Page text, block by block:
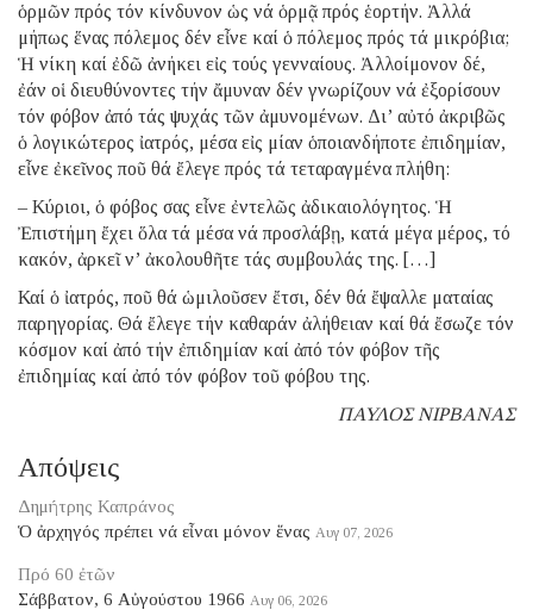
ὁρμῶν πρός τόν κίνδυνον ὡς νά ὁρμᾷ πρός ἑορτήν. Ἀλλά
μήπως ἕνας πόλεμος δέν εἶνε καί ὁ πόλεμος πρός τά μικρόβια;
Ἡ νίκη καί ἐδῶ ἀνήκει εἰς τούς γενναίους. Ἀλλοίμονον δέ,
ἐάν οἱ διευθύνοντες τήν ἄμυναν δέν γνωρίζουν νά ἐξορίσουν
τόν φόβον ἀπό τάς ψυχάς τῶν ἀμυνομένων. Δι’ αὐτό ἀκριβῶς
ὁ λογικώτερος ἰατρός, μέσα εἰς μίαν ὁποιανδήποτε ἐπιδημίαν,
εἶνε ἐκεῖνος ποῦ θά ἔλεγε πρός τά τεταραγμένα πλήθη:
– Κύριοι, ὁ φόβος σας εἶνε ἐντελῶς ἀδικαιολόγητος. Ἡ
Ἐπιστήμη ἔχει ὅλα τά μέσα νά προσλάβῃ, κατά μέγα μέρος, τό
κακόν, ἀρκεῖ ν’ ἀκολουθῆτε τάς συμβουλάς της. […]
Καί ὁ ἰατρός, ποῦ θά ὡμιλοῦσεν ἔτσι, δέν θά ἔψαλλε ματαίας
παρηγορίας. Θά ἔλεγε τήν καθαράν ἀλήθειαν καί θά ἔσωζε τόν
κόσμον καί ἀπό τήν ἐπιδημίαν καί ἀπό τόν φόβον τῆς
ἐπιδημίας καί ἀπό τόν φόβον τοῦ φόβου της.
ΠΑΥΛΟΣ ΝΙΡΒΑΝΑΣ
Απόψεις
Δημήτρης Καπράνος
Ὁ ἀρχηγός πρέπει νά εἶναι μόνον ἕνας Αυγ 07, 2026
Πρό 60 ἐτῶν
Σάββατον, 6 Αὐγούστου 1966 Αυγ 06, 2026